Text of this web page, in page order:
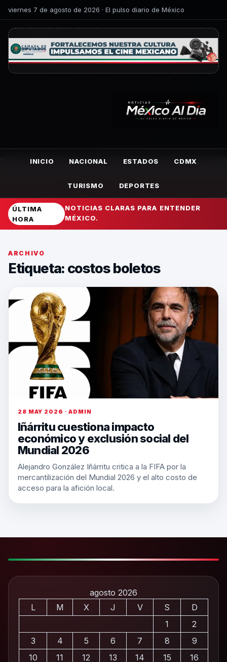
viernes 7 de agosto de 2026 · El pulso diario de México
INICIO NACIONAL ESTADOS CDMX
TURISMO DEPORTES
ÚLTIMA
HORA
NOTICIAS CLARAS PARA ENTENDER
MÉXICO.
ARCHIVO
Etiqueta: costos boletos
28 MAY 2026 · ADMIN
Iñárritu cuestiona impacto
económico y exclusión social del
Mundial 2026
Alejandro González Iñárritu critica a la FIFA por la
mercantilización del Mundial 2026 y el alto costo de
acceso para la afición local.
agosto 2026
L
M X J V S
D
1
2
3
4 5 6 7 8
9
10
11 12 13 14 15
16